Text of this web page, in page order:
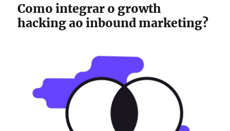
Como integrar o growth
hacking ao inbound marketing?